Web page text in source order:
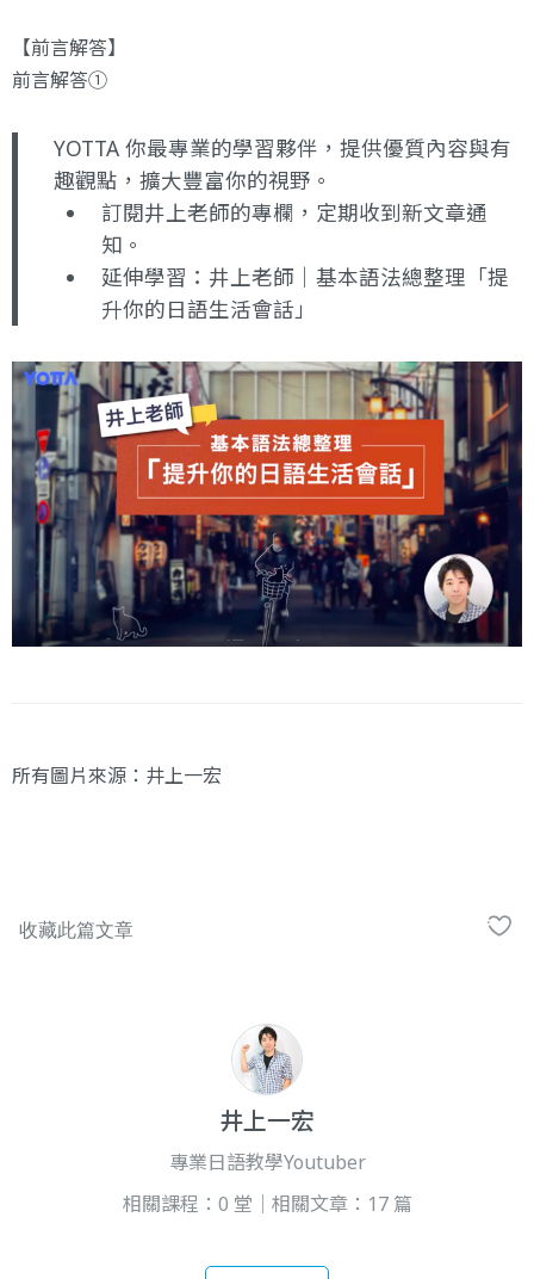
【前言解答】
前言解答①
YOTTA 你最專業的學習夥伴，提供優質內容與有
趣觀點，擴大豐富你的視野。
訂閱井上老師的專欄 ，定期收到新文章通
知。
延伸學習： 井上老師｜基本語法總整理「提
升你的日語生活會話」
所有圖片來源：井上一宏
井上一宏
專業日語教學Youtuber
相關課程：0 堂｜相關文章：17 篇